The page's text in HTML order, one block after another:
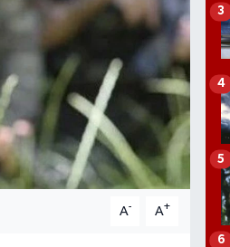
A- A+
3
4
5
6